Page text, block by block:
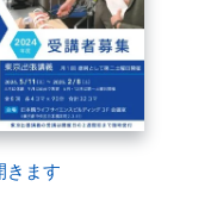
きます